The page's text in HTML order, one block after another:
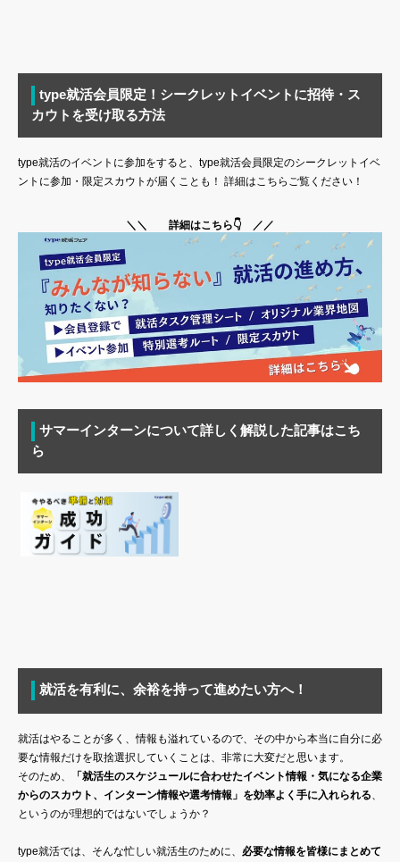
type就活会員限定！シークレットイベントに招待・ス
カウトを受け取る方法
type就活のイベントに参加をすると、type就活会員限定のシークレットイベ
ントに参加・限定スカウトが届くことも！ 詳細はこちらご覧ください！
＼＼ 詳細はこちら👇 ／／
サマーインターンについて詳しく解説した記事はこち
ら
就活を有利に、余裕を持って進めたい方へ！
就活はやることが多く、情報も溢れているので、その中から本当に自分に必
要な情報だけを取捨選択していくことは、非常に大変だと思います。
そのため、
「就活生のスケジュールに合わせたイベント情報・気になる企業
からのスカウト、インターン情報や選考情報」を効率よく手に入れられる
というのが理想的ではないでしょうか？
type就活では、そんな忙しい就活生のために、 必要な情報を皆様にまとめて